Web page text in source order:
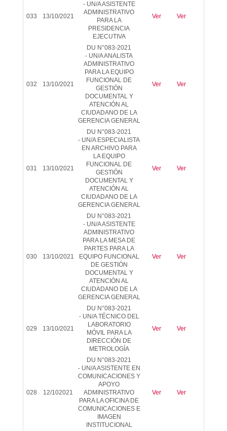
033 13/10/2021
- UN/A ASISTENTE
ADMINISTRATIVO
PARA LA
PRESIDENCIA
EJECUTIVA
Ver Ver
032 13/10/2021
DU N°083-2021
- UN/A ANALISTA
ADMINISTRATIVO
PARA LA EQUIPO
FUNCIONAL DE
GESTIÓN
DOCUMENTAL Y
ATENCIÓN AL
CIUDADANO DE LA
GERENCIA GENERAL
Ver Ver
031 13/10/2021
DU N°083-2021
- UN/A ESPECIALISTA
EN ARCHIVO PARA
LA EQUIPO
FUNCIONAL DE
GESTIÓN
DOCUMENTAL Y
ATENCIÓN AL
CIUDADANO DE LA
GERENCIA GENERAL
Ver Ver
030 13/10/2021
DU N°083-2021
- UN/A ASISTENTE
ADMINISTRATIVO
PARA LA MESA DE
PARTES PARA LA
EQUIPO FUNCIONAL
DE GESTIÓN
DOCUMENTAL Y
ATENCIÓN AL
CIUDADANO DE LA
GERENCIA GENERAL
Ver Ver
029 13/10/2021
DU N°083-2021
- UN/A TÉCNICO DEL
LABORATORIO
MÓVIL PARA LA
DIRECCIÓN DE
METROLOGÍA
Ver Ver
028 12/102021
DU N°083-2021
- UN/A ASISTENTE EN
COMUNICACIONES Y
APOYO
ADMINISTRATIVO
PARA LA OFICINA DE
COMUNICACIONES E
IMAGEN
INSTITUCIONAL
Ver Ver